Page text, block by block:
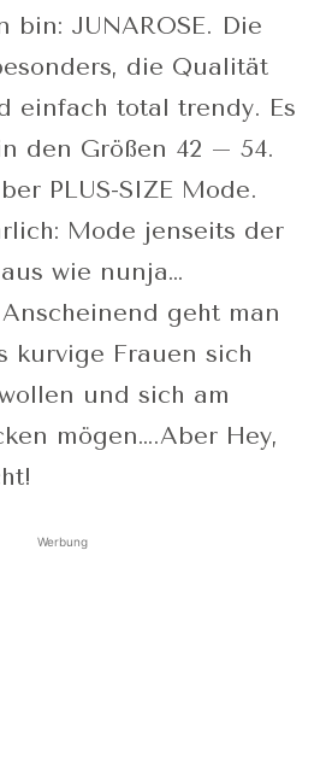
bin: JUNAROSE. Die
die Qualität
einfach total trendy. Es
den Größen 42 – 54.
PLUS-SIZE Mode.
Mode jenseits der
wie nunja…
geht man
kurvige Frauen sich
und sich am
mögen….Aber Hey,
Werbung